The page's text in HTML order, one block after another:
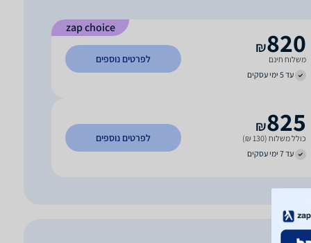
zap choice
820
₪
משלוח חינם
עד 5 ימי עסקים
לפרטים נוספים
825
₪
כולל משלוח (130 ₪)
עד 7 ימי עסקים
לפרטים נוספים